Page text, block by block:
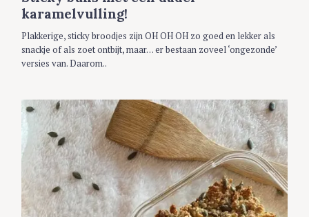
E
S
karamelvulling!
Plakkerige, sticky broodjes zijn OH OH OH zo goed en lekker als
snackje of als zoet ontbijt, maar… er bestaan zoveel ‘ongezonde’
versies van. Daarom..